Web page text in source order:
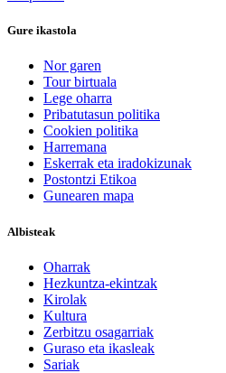
Gure ikastola
Nor garen
Tour birtuala
Lege oharra
Pribatutasun politika
Cookien politika
Harremana
Eskerrak eta iradokizunak
Postontzi Etikoa
Gunearen mapa
Albisteak
Oharrak
Hezkuntza-ekintzak
Kirolak
Kultura
Zerbitzu osagarriak
Guraso eta ikasleak
Sariak